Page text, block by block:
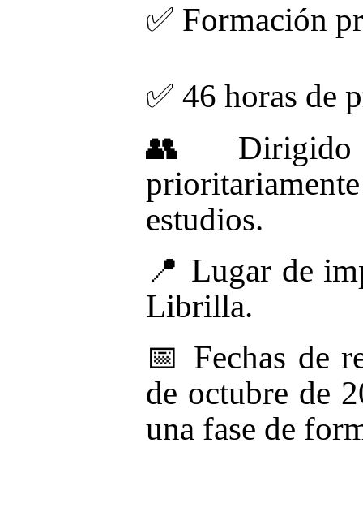
✅ Formación
✅ 46 horas de
👥 Dirigido
estudios.
📍 Lugar de
Librilla.
📅 Fechas de
de octubre de
una fase de